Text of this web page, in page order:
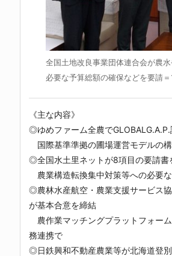
全国土地改良事業団体連合会が農
必要な予算総額の確保などを要請
《主な内容》
◎ゆめファーム全農でGLOBALG.A.P.
国際基準準拠の圃場運営モデルの
◎全国水土里ネットが8項目の要請書
農業構造転換集中対策等への必要
◎農林水産航空・農業支援サービス
が基本合意を締結
農作業マッチングプラットフォー
務連携で
◎日鉄興和不動産農業等が北海道登